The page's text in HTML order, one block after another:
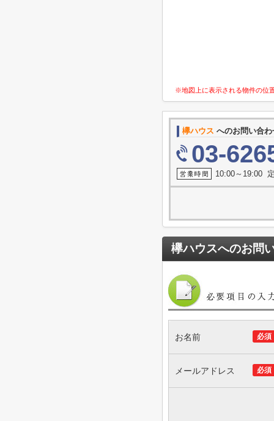
※地図上に表示される物件の位
欅ハウス へのお問い合
03-
10:00～19:00
欅ハウスへのお問
必須
お名前
必須
メールアドレス